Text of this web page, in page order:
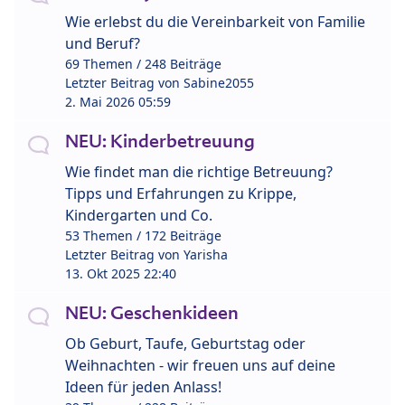
Wie erlebst du die Vereinbarkeit von Familie
und Beruf?
69 Themen / 248 Beiträge
Letzter Beitrag von Sabine2055
2. Mai 2026 05:59
NEU: Kinderbetreuung
Wie findet man die richtige Betreuung?
Tipps und Erfahrungen zu Krippe,
Kindergarten und Co.
53 Themen / 172 Beiträge
Letzter Beitrag von Yarisha
13. Okt 2025 22:40
NEU: Geschenkideen
Ob Geburt, Taufe, Geburtstag oder
Weihnachten - wir freuen uns auf deine
Ideen für jeden Anlass!